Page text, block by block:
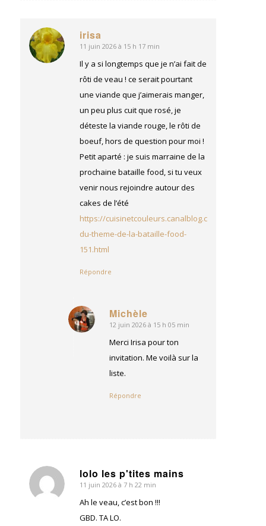
irisa
dit
:
11 juin 2026 à 15 h 17 min
Il y a si longtemps que je n’ai fait de
rôti de veau ! ce serait pourtant
une viande que j’aimerais manger,
un peu plus cuit que rosé, je
déteste la viande rouge, le rôti de
boeuf, hors de question pour moi !
Petit aparté : je suis marraine de la
prochaine bataille food, si tu veux
venir nous rejoindre autour des
cakes de l’été
https://cuisinetcouleurs.canalblog.com/2026/06/
du-theme-de-la-bataille-food-
151.html
Répondre
Michèle
dit
12 juin 2026 à 15 h 05 min
Merci Irisa pour ton
invitation. Me voilà sur la
liste.
Répondre
lolo les p'tites mains
dit
11 juin 2026 à 7 h 22 min
Ah le veau, c’est bon !!!
GBD. TA LO.